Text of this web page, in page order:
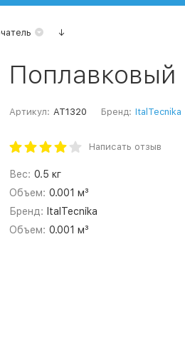
↓
Поплавковый
Артикул: AT1320 Бренд: ItalTecnika
Написать отзыв
Вес: 0.5 кг
Объем: 0.001 м³
Бренд:
ItalTecnika
Объем: 0.001 м³